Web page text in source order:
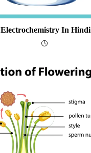
Electrochemistry In Hindi